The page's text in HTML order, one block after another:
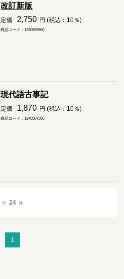
改訂新版
定価 2,750 円 (税込：10％)
商品コード：1340689600
現代語古事記
定価 1,870 円 (税込：10％)
商品コード：1340507500
全 24 件
1